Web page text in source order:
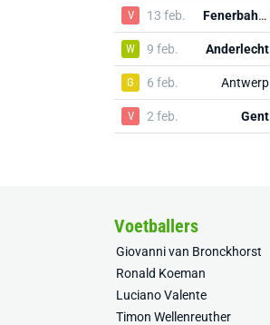
V 13 feb. Fenerbahçe
W 9 feb. Anderlecht
G 6 feb. Antwerp
V 2 feb. Gent
Voetballers
Giovanni van Bronckhorst
Ronald Koeman
Luciano Valente
Timon Wellenreuther